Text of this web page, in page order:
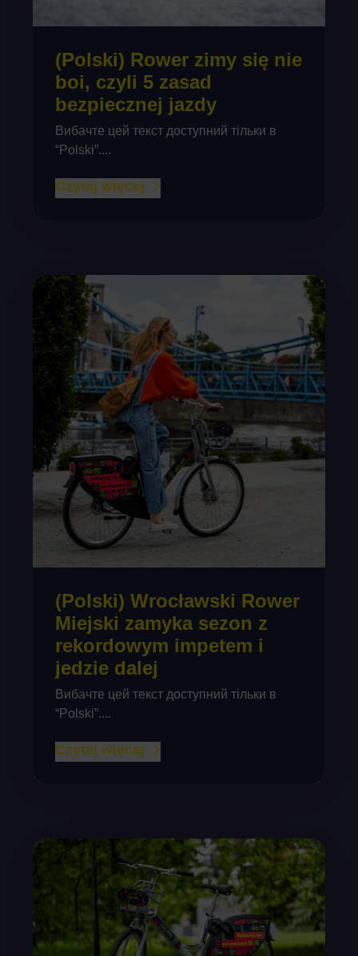
(Polski) Rower zimy się nie
boi, czyli 5 zasad
bezpiecznej jazdy
Вибачте цей текст доступний тільки в
“Polski”....
Czytaj więcej
(Polski) Wrocławski Rower
Miejski zamyka sezon z
rekordowym impetem i
jedzie dalej
Вибачте цей текст доступний тільки в
“Polski”....
Czytaj więcej